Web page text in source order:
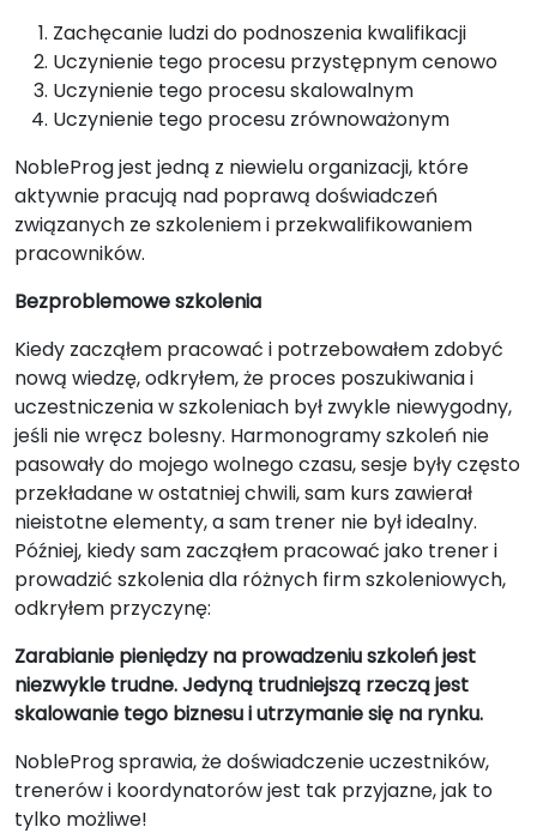
Zachęcanie ludzi do podnoszenia kwalifikacji
Uczynienie tego procesu przystępnym cenowo
Uczynienie tego procesu skalowalnym
Uczynienie tego procesu zrównoważonym
NobleProg jest jedną z niewielu organizacji, które
aktywnie pracują nad poprawą doświadczeń
związanych ze szkoleniem i przekwalifikowaniem
pracowników.
Bezproblemowe szkolenia
Kiedy zacząłem pracować i potrzebowałem zdobyć
nową wiedzę, odkryłem, że proces poszukiwania i
uczestniczenia w szkoleniach był zwykle niewygodny,
jeśli nie wręcz bolesny. Harmonogramy szkoleń nie
pasowały do mojego wolnego czasu, sesje były często
przekładane w ostatniej chwili, sam kurs zawierał
nieistotne elementy, a sam trener nie był idealny.
Później, kiedy sam zacząłem pracować jako trener i
prowadzić szkolenia dla różnych firm szkoleniowych,
odkryłem przyczynę:
Zarabianie pieniędzy na prowadzeniu szkoleń jest
niezwykle trudne. Jedyną trudniejszą rzeczą jest
skalowanie tego biznesu i utrzymanie się na rynku.
NobleProg sprawia, że doświadczenie uczestników,
trenerów i koordynatorów jest tak przyjazne, jak to
tylko możliwe!